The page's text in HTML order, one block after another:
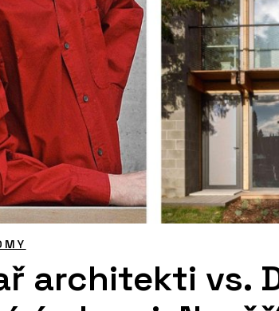
architekti vs.